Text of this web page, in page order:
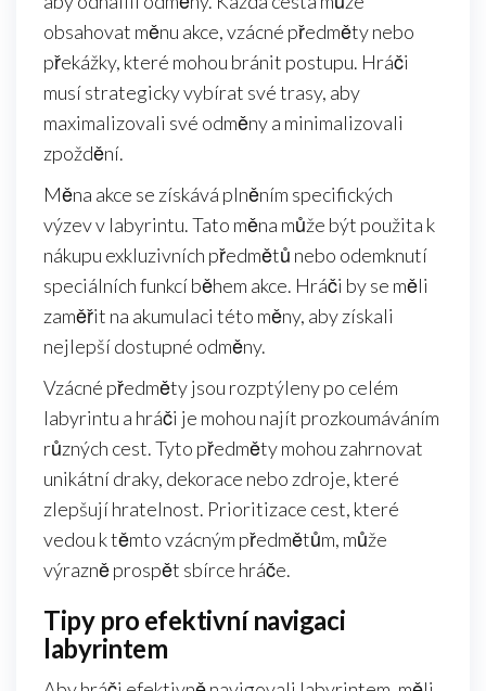
obsahovat měnu akce, vzácné předměty nebo
překážky, které mohou bránit postupu. Hráči
musí strategicky vybírat své trasy, aby
maximalizovali své odměny a minimalizovali
zpoždění.
Měna akce se získává plněním specifických
výzev v labyrintu. Tato měna může být použita k
nákupu exkluzivních předmětů nebo odemknutí
speciálních funkcí během akce. Hráči by se měli
zaměřit na akumulaci této měny, aby získali
nejlepší dostupné odměny.
Vzácné předměty jsou rozptýleny po celém
labyrintu a hráči je mohou najít prozkoumáváním
různých cest. Tyto předměty mohou zahrnovat
unikátní draky, dekorace nebo zdroje, které
zlepšují hratelnost. Prioritizace cest, které
vedou k těmto vzácným předmětům, může
výrazně prospět sbírce hráče.
Tipy pro efektivní navigaci
labyrintem